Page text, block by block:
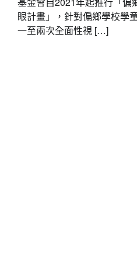
眼計畫」，針對偏鄉學校學
一至兩次全面性視 […]